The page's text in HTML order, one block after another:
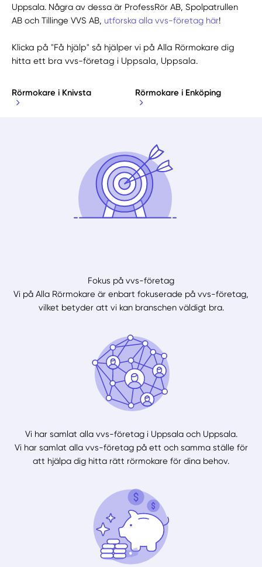
Uppsala. Några av dessa är ProfessRör AB, Spolpatrullen
AB och Tillinge VVS AB,utforska alla vvs-företag här!
Klicka på "Få hjälp" så hjälper vi på Alla Rörmokare dig
hitta ett bra vvs-företag i Uppsala, Uppsala.
Rörmokare i Knivsta Rörmokare i Enköping
Fokus på vvs-företag
Vi på Alla Rörmokare är enbart fokuserade på vvs-företag,
vilket betyder att vi kan branschen väldigt bra.
Vi har samlat alla vvs-företag i Uppsala och Uppsala.
Vi har samlat alla vvs-företag på ett och samma ställe för
att hjälpa dig hitta rätt rörmokare för dina behov.